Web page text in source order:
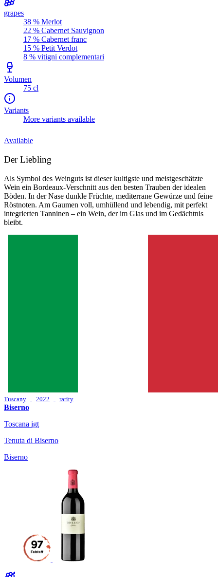
grapes
38 % Merlot
22 % Cabernet Sauvignon
17 % Cabernet franc
15 % Petit Verdot
8 % vitigni complementari
Volumen
75 cl
Variants
More variants available
Available
Der Liebling
Als Symbol des Weinguts ist dieser kultigste und meistgeschätzte
Wein ein Bordeaux-Verschnitt aus den besten Trauben der idealen
Böden. In der Nase dunkle Früchte, mediterrane Gewürze und feine
Röstnoten. Am Gaumen voll, umhüllend und lebendig, mit perfekt
integrierten Tanninen – ein Wein, der im Glas und im Gedächtnis
bleibt.
Tuscany 2022 rarity
Biserno
Toscana igt
Tenuta di Biserno
Biserno